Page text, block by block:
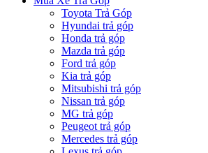
Toyota Trả Góp
Hyundai trả góp
Honda trả góp
Mazda trả góp
Ford trả góp
Kia trả góp
Mitsubishi trả góp
Nissan trả góp
MG trả góp
Peugeot trả góp
Mercedes trả góp